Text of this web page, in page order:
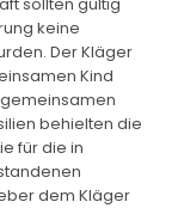
keine
Der Kläger
Kind
behielten die
für die in
dem Kläger